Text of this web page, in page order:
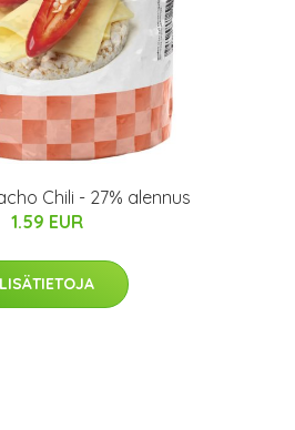
Chili - 27% alennus
1.59 EUR
LISÄTIETOJA